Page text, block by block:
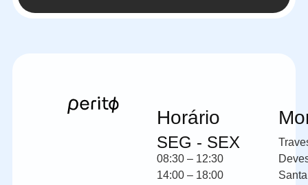
Horário
SEG - SEX
08:30 – 12:30
14:00 – 18:00